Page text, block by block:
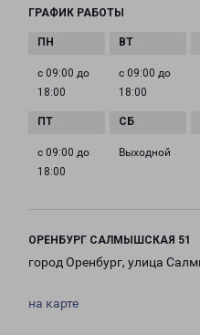
ГРАФИК РАБОТЫ
с 09:00 до
18:00
с 09:00 до
18:00
с 09:00 до
18:00
Выходной
ОРЕНБУРГ САЛМЫШСКАЯ 51
город Оренбург, улица
на карте